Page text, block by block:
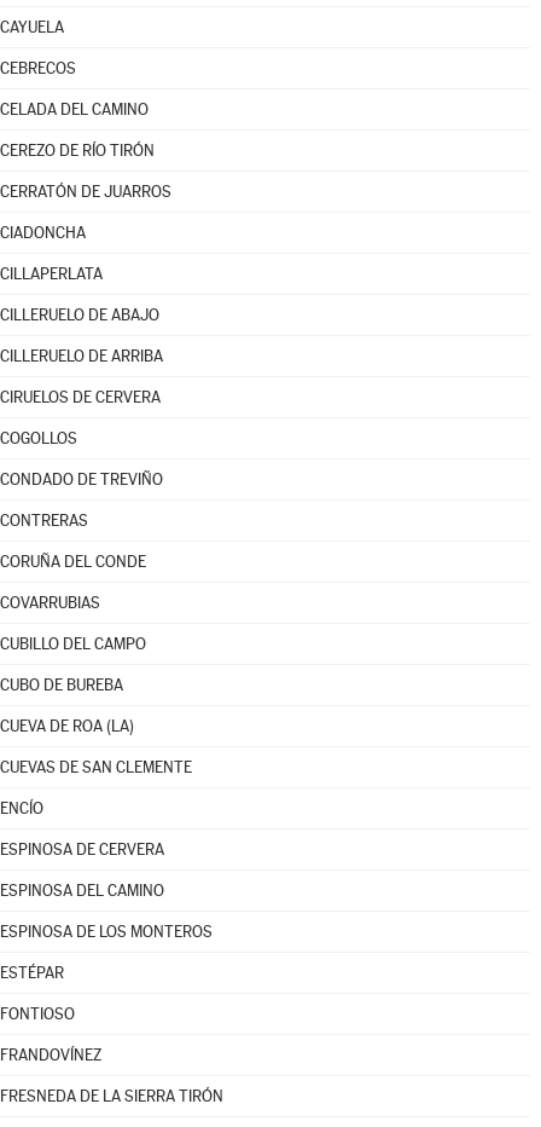
CAYUELA
CEBRECOS
CELADA DEL CAMINO
CEREZO DE RÍO TIRÓN
CERRATÓN DE JUARROS
CIADONCHA
CILLAPERLATA
CILLERUELO DE ABAJO
CILLERUELO DE ARRIBA
CIRUELOS DE CERVERA
COGOLLOS
CONDADO DE TREVIÑO
CONTRERAS
CORUÑA DEL CONDE
COVARRUBIAS
CUBILLO DEL CAMPO
CUBO DE BUREBA
CUEVA DE ROA (LA)
CUEVAS DE SAN CLEMENTE
ENCÍO
ESPINOSA DE CERVERA
ESPINOSA DEL CAMINO
ESPINOSA DE LOS MONTEROS
ESTÉPAR
FONTIOSO
FRANDOVÍNEZ
FRESNEDA DE LA SIERRA TIRÓN